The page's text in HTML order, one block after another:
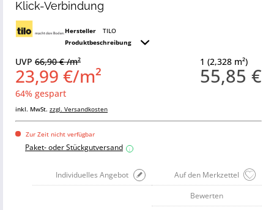
Klick-Verbindung
Hersteller
TILO
Produktbeschreibung
1 (2,328 m²)
55,85 €
UVP 66,90 € /m²
23,99 €/m²
64% gespart
inkl. MwSt. zzgl. Versandkosten
Zur Zeit nicht verfügbar
Paket- oder Stückgutversand i
Auf den Merkzettel
Individuelles Angebot
Bewerten